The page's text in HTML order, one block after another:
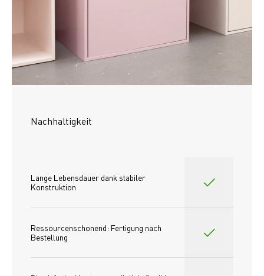
Nachhaltigkeit
Lange Lebensdauer dank stabiler
Konstruktion
Ressourcenschonend: Fertigung nach
Bestellung